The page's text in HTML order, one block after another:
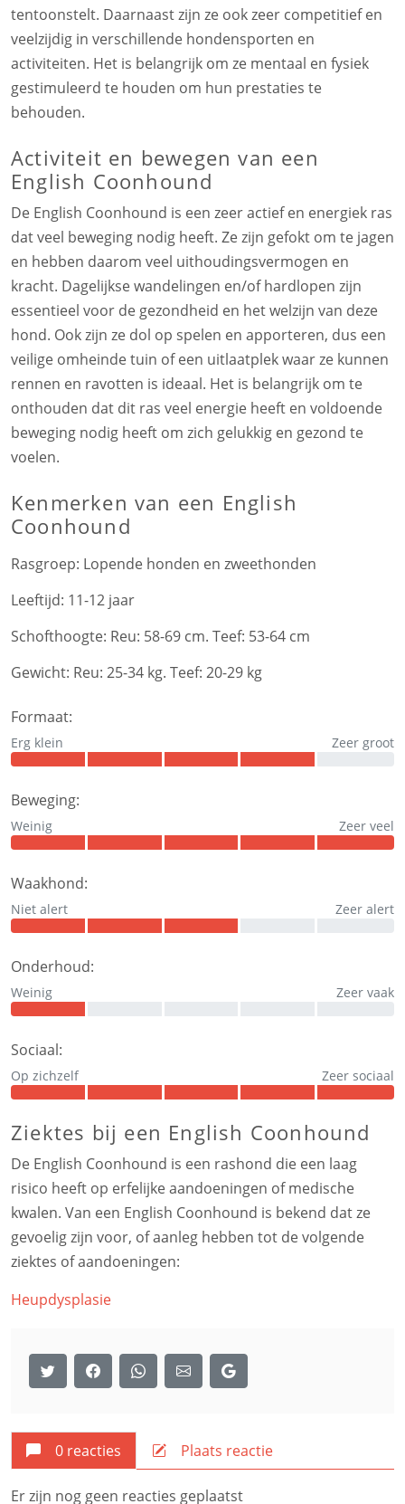
tentoonstelt. Daarnaast zijn ze ook zeer competitief en
veelzijdig in verschillende hondensporten en
activiteiten. Het is belangrijk om ze mentaal en fysiek
gestimuleerd te houden om hun prestaties te
behouden.
Activiteit en bewegen van een
English Coonhound
De English Coonhound is een zeer actief en energiek ras
dat veel beweging nodig heeft. Ze zijn gefokt om te jagen
en hebben daarom veel uithoudingsvermogen en
kracht. Dagelijkse wandelingen en/of hardlopen zijn
essentieel voor de gezondheid en het welzijn van deze
hond. Ook zijn ze dol op spelen en apporteren, dus een
veilige omheinde tuin of een uitlaatplek waar ze kunnen
rennen en ravotten is ideaal. Het is belangrijk om te
onthouden dat dit ras veel energie heeft en voldoende
beweging nodig heeft om zich gelukkig en gezond te
voelen.
Kenmerken van een English
Coonhound
Rasgroep: Lopende honden en zweethonden
Leeftijd: 11-12 jaar
Schofthoogte: Reu: 58-69 cm. Teef: 53-64 cm
Gewicht: Reu: 25-34 kg. Teef: 20-29 kg
Formaat:
Erg klein Zeer groot
Beweging:
Weinig Zeer veel
Waakhond:
Niet alert Zeer alert
Onderhoud:
Weinig Zeer vaak
Sociaal:
Op zichzelf Zeer sociaal
Ziektes bij een English Coonhound
De English Coonhound is een rashond die een laag
risico heeft op erfelijke aandoeningen of medische
kwalen. Van een English Coonhound is bekend dat ze
gevoelig zijn voor, of aanleg hebben tot de volgende
ziektes of aandoeningen:
Heupdysplasie
0 reacties Plaats reactie
Er zijn nog geen reacties geplaatst